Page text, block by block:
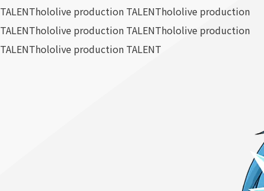
TALENThololive production TALENThololive production
TALENThololive production TALENThololive production
TALENThololive production TALENT